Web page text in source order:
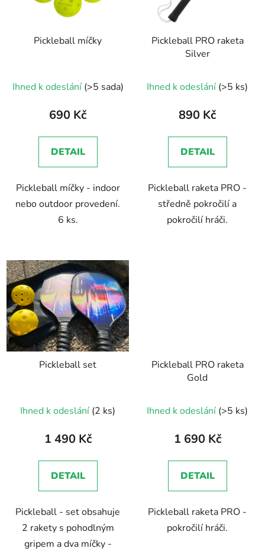
Pickleball míčky
Ihned k odeslání (>5 sada)
690 Kč
DETAIL
Pickleball míčky - indoor
nebo outdoor provedení.
6 ks.
Pickleball PRO raketa
Silver
Ihned k odeslání (>5 ks)
890 Kč
DETAIL
Pickleball raketa PRO -
středně pokročilí a
pokročilí hráči.
Pickleball set
hodnocení
produktu
5,0
z
hvězdiček.
Ihned k odeslání (2 ks)
1 490 Kč
DETAIL
Pickleball - set obsahuje
2 rakety s pohodlným
gripem a dva míčky -
Pickleball PRO raketa
Gold
Ihned k odeslání (>5 ks)
1 690 Kč
DETAIL
Pickleball raketa PRO -
pokročilí hráči.